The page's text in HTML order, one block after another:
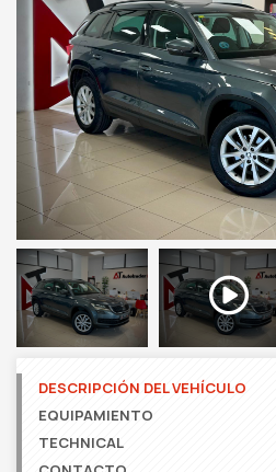
DESCRIPCIÓN DEL VEHÍCULO
EQUIPAMIENTO
TECHNICAL